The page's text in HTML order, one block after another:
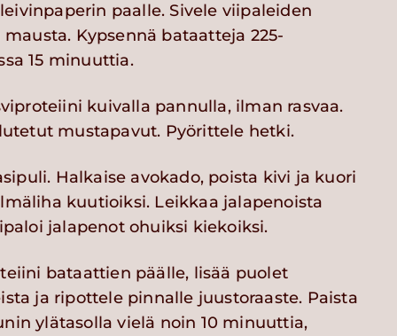
paalle. Sivele viipaleiden
Kypsennä bataatteja 225-
15 minuuttia.
kuivalla pannulla, ilman rasvaa.
mustapavut. Pyörittele hetki.
Halkaise avokado, poista kivi ja kuori
kuutioiksi. Leikkaa jalapenoista
jalapenot ohuiksi kiekoiksi.
bataattien päälle, lisää puolet
ja ripottele pinnalle juustoraaste. Paista
ylätasolla vielä noin 10 minuuttia,